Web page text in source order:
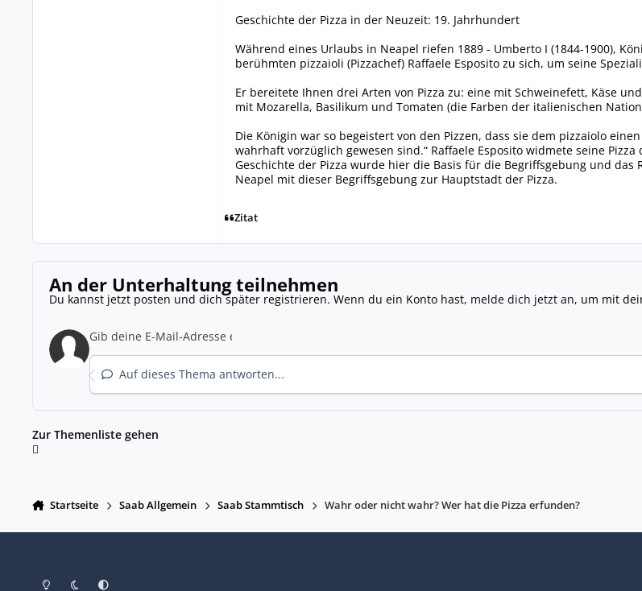
Geschichte der Pizza in der Neuzeit: 19. Jahrhundert
Während eines Urlaubs in Neapel riefen 1889 - Umberto I (1844-1900),
berühmten pizzaioli (Pizzachef) Raffaele Esposito zu sich, um seine
Er bereitete Ihnen drei Arten von Pizza zu: eine mit Schweinefett, Käse
mit Mozarella, Basilikum und Tomaten (die Farben der italienischen
Die Königin war so begeistert von den Pizzen, dass sie dem pizzaiolo
wahrhaft vorzüglich gewesen sind.“ Raffaele Esposito widmete seine
Geschichte der Pizza wurde hier die Basis für die Begriffsgebung und
Neapel mit dieser Begriffsgebung zur Hauptstadt der Pizza.
Zitat
An der Unterhaltung teilnehmen
Du kannst jetzt posten und dich später registrieren. Wenn du ein Konto hast, melde dich jetzt an, um mit
Auf dieses Thema antworten...
Zur Themenliste gehen
Startseite Saab Allgemein Saab Stammtisch Wahr oder nicht wahr? Wer hat die Pizza erfunden?
Heller ModusDunkler Modus
Systemeinstellung